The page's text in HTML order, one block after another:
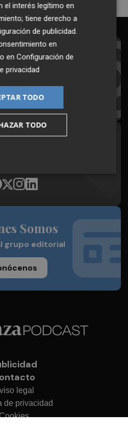
al Boletín
hora en tu email
suscribirme!
cualquier medio
Somos
grupo editorial
legal
de privacidad
el interés legítimo en
tiene derecho a
de publicidad
en
enConfiguración de
privacidad
TODO
TODO